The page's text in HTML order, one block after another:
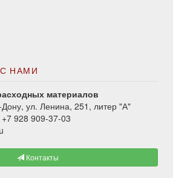
НАМИ
материалов
ул. Ленина, 251, литер "А"
928 909-37-03
Контакты